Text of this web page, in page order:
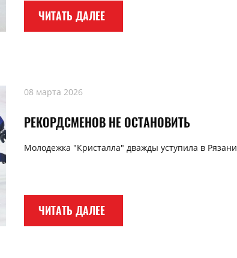
ЧИТАТЬ ДАЛЕЕ
08 марта 2026
РЕКОРДСМЕНОВ НЕ ОСТАНОВИТЬ
Молодежка "Кристалла" дважды уступила в Рязани
ЧИТАТЬ ДАЛЕЕ